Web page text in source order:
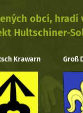
obcí, hradí
Hultschiner-
Krawarn Groß